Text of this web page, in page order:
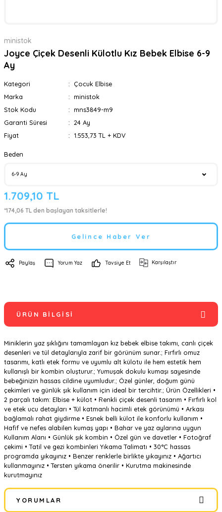
ministok
Joyce Çiçek Desenli Külotlu Kız Bebek Elbise 6-9
Ay
Kategori
Çocuk Elbise
Marka
ministok
Stok Kodu
mns3849-m9
Garanti Süresi
24 Ay
Fiyat
1.553,73 TL + KDV
Beden
1.709,10 TL
*174,06 TL den başlayan taksitlerle!
Gelince Haber Ver
Paylaş Yorum Yaz Tavsiye Et Karşılaştır
ÜRÜN BILGISI
Miniklerin yaz şıklığını tamamlayan kız bebek elbise takımı, canlı çiçek
desenleri ve tül detaylarıyla zarif bir görünüm sunar.; Fırfırlı omuz
tasarımı, katlı etek formu ve uyumlu alt külotu ile hem estetik hem
kullanışlı bir kombin oluşturur.; Yumuşak dokulu kumaşı sayesinde
bebeğinizin hassas cildine uyumludur.; Özel günler, doğum günü
çekimleri ve günlük şık kullanım için ideal bir tercihtir.; Ürün Özellikleri •
2 parçalı takım: Elbise + külot • Renkli çiçek desenli tasarım • Fırfırlı kol
ve etek ucu detayları • Tül katmanlı hacimli etek görünümü • Arkası
bağlamalı rahat giydirme • Esnek belli külot ile konforlu kullanım •
Hafif ve nefes alabilen kumaş yapı • Bahar ve yaz aylarına uygun
Kullanım Alanı • Günlük şık kombin • Özel gün ve davetler • Fotoğraf
çekimi • Tatil ve gezi kombinleri Yıkama Talimatı • 30°C hassas
programda yıkayınız • Benzer renklerle birlikte yıkayınız • Ağartıcı
kullanmayınız • Tersten yıkama önerilir • Kurutma makinesinde
kurutmayınız
YORUMLAR